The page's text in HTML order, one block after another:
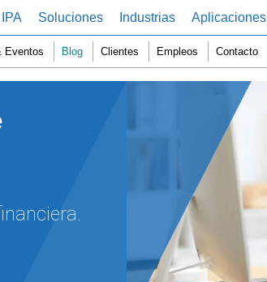
Soluciones Industrias Aplicaciones
Eventos Blog Clientes Empleos Contacto